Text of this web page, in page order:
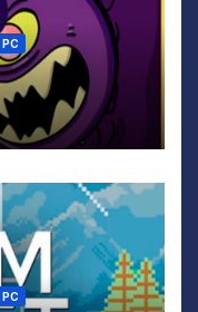
PC
PC